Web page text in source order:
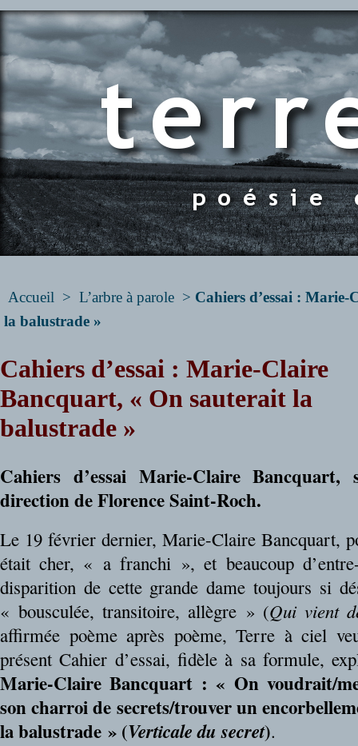
Accueil > L’arbre à parole > Cahiers d’essai :
la balustrade »
Cahiers d’essai : Marie-Claire
Bancquart, « On sauterait la
balustrade »
Cahiers d’essai Marie-Claire Bancquart,
direction de Florence Saint-Roch.
Le 19 février dernier, Marie-Claire Bancquart,
était cher, « a franchi », et beaucoup
disparition de cette grande dame toujours si
« bousculée, transitoire, allègre » (Qui vient
affirmée poème après poème, Terre à ciel
présent Cahier d’essai, fidèle à sa formule,
Marie-Claire Bancquart : « On voudrait/
son charroi de secrets/trouver un
la balustrade » (Verticale du secret).